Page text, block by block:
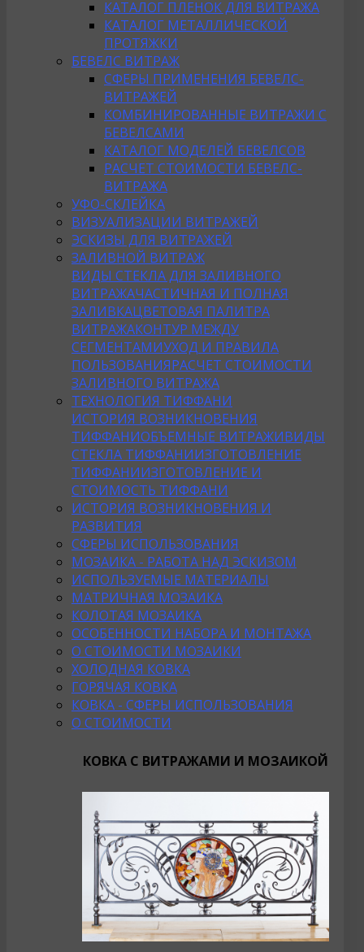
КАТАЛОГ ПЛЕНОК ДЛЯ ВИТРАЖА
КАТАЛОГ МЕТАЛЛИЧЕСКОЙ
ПРОТЯЖКИ
БЕВЕЛС ВИТРАЖ
СФЕРЫ ПРИМЕНЕНИЯ БЕВЕЛС-
ВИТРАЖЕЙ
КОМБИНИРОВАННЫЕ ВИТРАЖИ С
БЕВЕЛСАМИ
КАТАЛОГ МОДЕЛЕЙ БЕВЕЛСОВ
РАСЧЕТ СТОИМОСТИ БЕВЕЛС-
ВИТРАЖА
УФО-СКЛЕЙКА
ВИЗУАЛИЗАЦИИ ВИТРАЖЕЙ
ЭСКИЗЫ ДЛЯ ВИТРАЖЕЙ
ЗАЛИВНОЙ ВИТРАЖ
ВИДЫ СТЕКЛА ДЛЯ ЗАЛИВНОГО
ВИТРАЖАЧАСТИЧНАЯ И ПОЛНАЯ
ЗАЛИВКАЦВЕТОВАЯ ПАЛИТРА
ВИТРАЖАКОНТУР МЕЖДУ
СЕГМЕНТАМИУХОД И ПРАВИЛА
ПОЛЬЗОВАНИЯРАСЧЕТ СТОИМОСТИ
ЗАЛИВНОГО ВИТРАЖА
ТЕХНОЛОГИЯ ТИФФАНИ
ИСТОРИЯ ВОЗНИКНОВЕНИЯ
ТИФФАНИОБЪЕМНЫЕ ВИТРАЖИВИДЫ
СТЕКЛА ТИФФАНИИЗГОТОВЛЕНИЕ
ТИФФАНИИЗГОТОВЛЕНИЕ И
СТОИМОСТЬ ТИФФАНИ
ИСТОРИЯ ВОЗНИКНОВЕНИЯ И
РАЗВИТИЯ
СФЕРЫ ИСПОЛЬЗОВАНИЯ
МОЗАИКА - РАБОТА НАД ЭСКИЗОМ
ИСПОЛЬЗУЕМЫЕ МАТЕРИАЛЫ
МАТРИЧНАЯ МОЗАИКА
КОЛОТАЯ МОЗАИКА
ОСОБЕННОСТИ НАБОРА И МОНТАЖА
О СТОИМОСТИ МОЗАИКИ
ХОЛОДНАЯ КОВКА
ГОРЯЧАЯ КОВКА
КОВКА - СФЕРЫ ИСПОЛЬЗОВАНИЯ
О СТОИМОСТИ
КОВКА С ВИТРАЖАМИ И МОЗАИКОЙ